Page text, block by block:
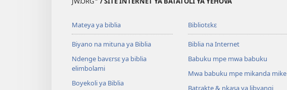
Mateya ya biblia
Biyano na mituna ya Biblia
Ndenge bavɛrsɛ ya biblia
elimbolami
Boyekoli ya Biblia
Bibliotɛkɛ
Biblia na Internet
Babuku mpe mwa babuku
Mwa babuku mpe mikanda mike
Batrakte & nkasa ya libyangi